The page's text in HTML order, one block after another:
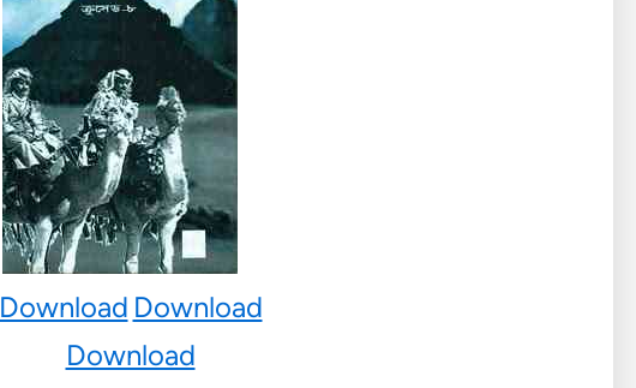
Download Download
Download